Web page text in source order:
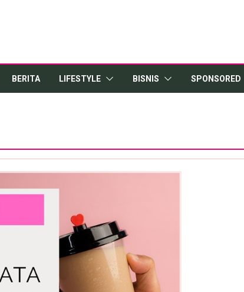
BERITA LIFESTYLE BISNIS SPONSORED